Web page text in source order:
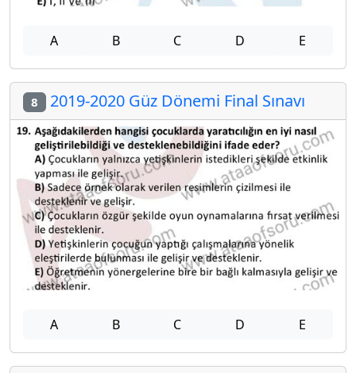
A B C D E
8 2019-2020 Güz Dönemi Final Sınavı
A B C D E